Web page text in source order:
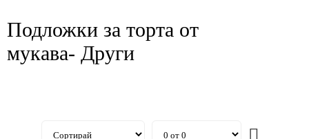
Подложки за торта от
мукава- Други